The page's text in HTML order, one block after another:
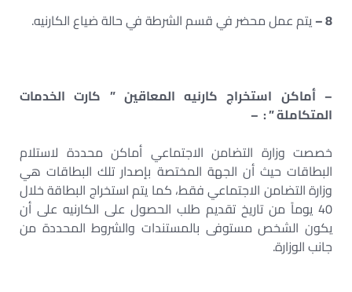
8 – يتم عمل محضر في قسم الشرطة في حالة ضياع الكارنيه.
– أماكن استخراج كارنيه المعاقين ” كارت الخدمات
المتكاملة ” : –
خصصت وزارة التضامن الاجتماعي أماكن محددة لاستلام
البطاقات حيث أن الجهة المختصة بإصدار تلك البطاقات هي
وزارة التضامن الاجتماعي فقط، كما يتم استخراج البطاقة خلال
40 يوماً من تاريخ تقديم طلب الحصول على الكارنيه على أن
يكون الشخص مستوفى بالمستندات والشروط المحددة من
جانب الوزارة.